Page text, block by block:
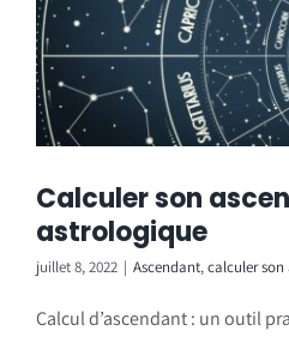
Calculer son
astrologique
juillet 8, 2022 | Ascendant,calculer
Calcul d’ascendant : un outil